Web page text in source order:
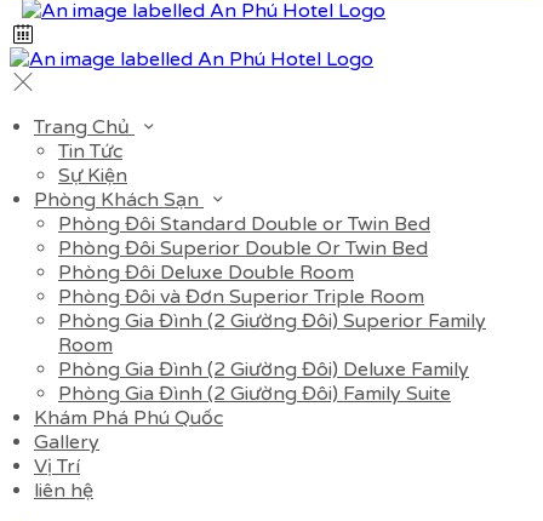
Trang Chủ
Tin Tức
Sự Kiện
Phòng Khách Sạn
Phòng Đôi Standard Double or Twin Bed
Phòng Đôi Superior Double Or Twin Bed
Phòng Đôi Deluxe Double Room
Phòng Đôi và Đơn Superior Triple Room
Phòng Gia Đình (2 Giường Đôi) Superior Family
Room
Phòng Gia Đình (2 Giường Đôi) Deluxe Family
Phòng Gia Đình (2 Giường Đôi) Family Suite
Khám Phá Phú Quốc
Gallery
Vị Trí
liên hệ